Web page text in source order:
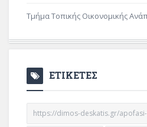
Τμήμα Τοπικής Οικονομικής
ΕΤΙΚΕΤΕΣ
https://dimos-deskatis.gr/